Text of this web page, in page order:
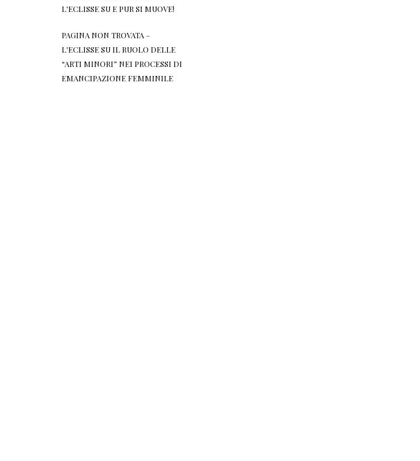
L'ECLISSESU E PUR SI MUOVE!
PAGINA NON TROVATA –
L'ECLISSESU IL RUOLO DELLE
“ARTI MINORI” NEI PROCESSI DI
EMANCIPAZIONE FEMMINILE